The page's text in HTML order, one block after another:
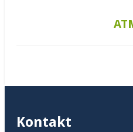
Kontakt